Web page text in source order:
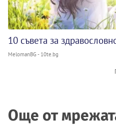
10 съвета за
MelomanBG - 10te.bg
Още от